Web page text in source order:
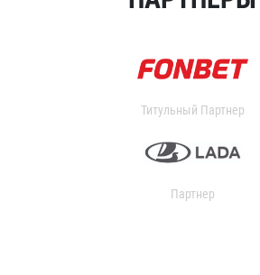
Титульный Партнер
Партнер